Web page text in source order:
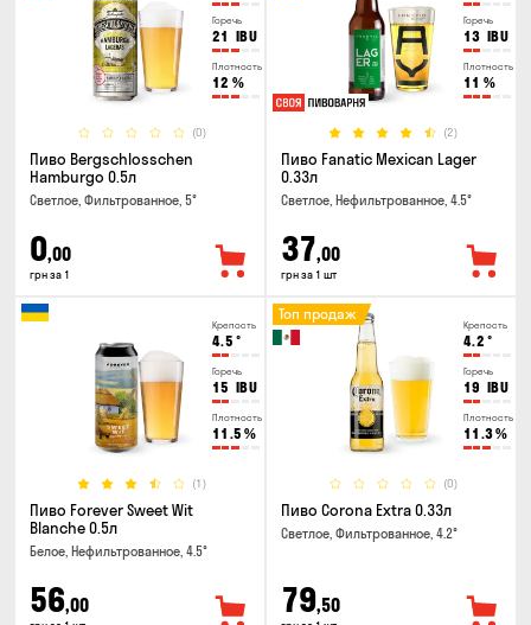
Горечь
21 IBU
Плотность
12 %
(0)
Пиво Bergschlosschen
Hamburgo 0.5л
Светлое, Фильтрованное, 5°
0,00
грн за 1
Горечь
13 IBU
Плотность
11 %
(2)
Пиво Fanatic Mexican Lager
0.33л
Светлое, Нефильтрованное, 4.5°
37,00
грн за 1 шт
Крепость
4.5 °
Горечь
15 IBU
Плотность
11.5 %
(1)
Пиво Forever Sweet Wit
Blanche 0.5л
Белое, Нефильтрованное, 4.5°
56,00
Крепость
4.2 °
Горечь
19 IBU
Плотность
11.3%
(0)
Топ продаж
Пиво Corona Extra 0.33л
Светлое, Фильтрованное, 4.2°
79,50